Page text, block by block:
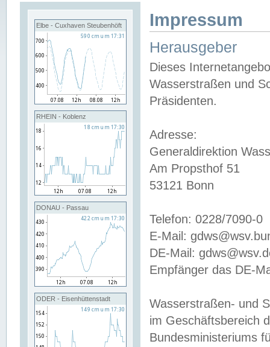
Elbe - Cuxhaven Steubenhöft
RHEIN - Koblenz
DONAU - Passau
ODER - Eisenhüttenstadt
Impressum
Herausgeber
Dieses
Wasserstraßen und
Präsidenten.
Adresse:
Generaldirektion
Am Propsthof 51
53121 Bonn
Telefon: 0228/7090-0
E-Mail:
DE-Mail:
Empfänger das DE-
Wasserstraßen- und
im Geschäftsbereich
Bundesministeriums